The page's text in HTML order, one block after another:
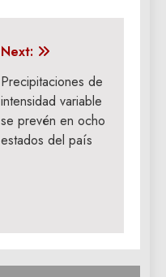
Next:
Precipitaciones de
intensidad variable
se prevén en ocho
estados del país